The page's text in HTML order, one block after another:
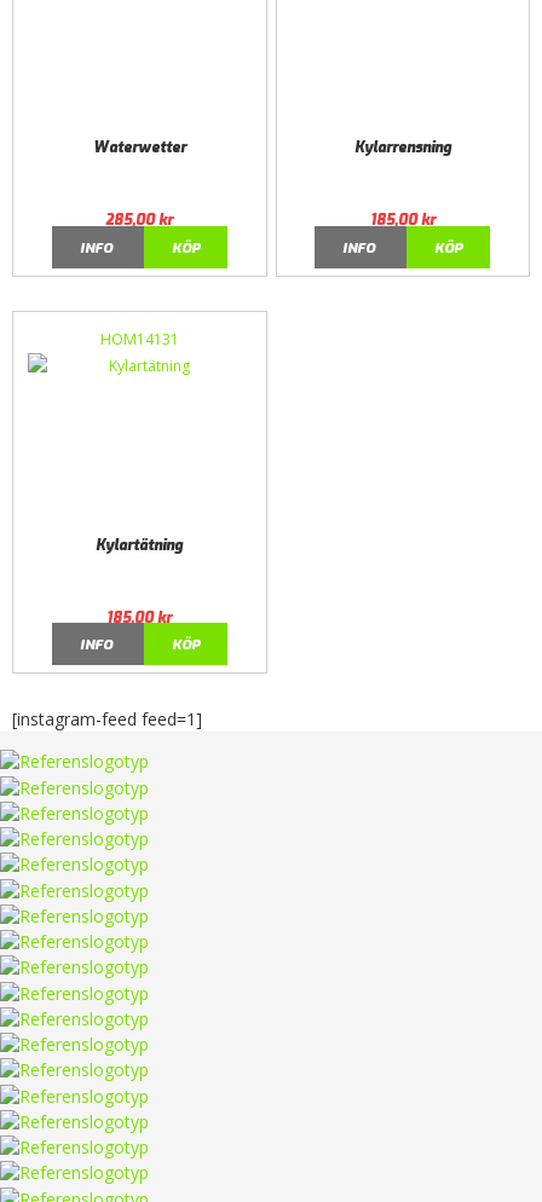
Waterwetter
285,00kr
INFO
KÖP
Kylarrensning
185,00kr
INFO
KÖP
HOM14131
Kylartätning
185,00kr
INFO
KÖP
[instagram-feed feed=1]